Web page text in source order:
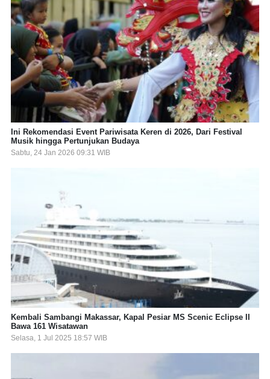
Ini Rekomendasi Event Pariwisata Keren di 2026, Dari Festival
Musik hingga Pertunjukan Budaya
Sabtu, 24 Jan 2026 09:31 WIB
Kembali Sambangi Makassar, Kapal Pesiar MS Scenic Eclipse II
Bawa 161 Wisatawan
Selasa, 1 Jul 2025 18:57 WIB